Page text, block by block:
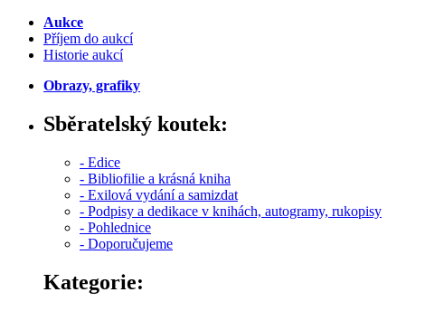
Aukce
Příjem do aukcí
Historie aukcí
Obrazy, grafiky
Sběratelský koutek:
- Edice
- Bibliofilie a krásná kniha
- Exilová vydání a samizdat
- Podpisy a dedikace v knihách, autogramy, rukopisy
- Pohlednice
- Doporučujeme
Kategorie: